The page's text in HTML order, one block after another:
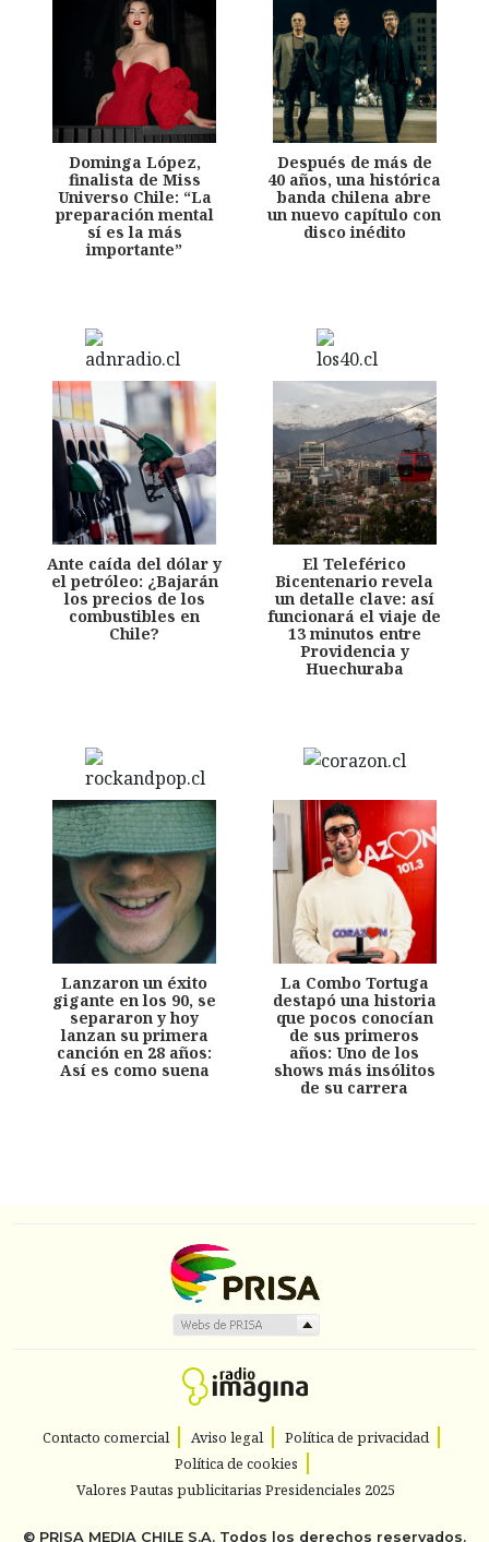
Dominga López,
finalista de Miss
Universo Chile: “La
preparación mental
sí es la más
importante”
Después de más de
40 años, una histórica
banda chilena abre
un nuevo capítulo con
disco inédito
Ante caída del dólar y
el petróleo: ¿Bajarán
los precios de los
combustibles en
Chile?
El Teleférico
Bicentenario revela
un detalle clave: así
funcionará el viaje de
13 minutos entre
Providencia y
Huechuraba
Lanzaron un éxito
gigante en los 90, se
separaron y hoy
lanzan su primera
canción en 28 años:
Así es como suena
La Combo Tortuga
destapó una historia
que pocos conocían
de sus primeros
años: Uno de los
shows más insólitos
de su carrera
Contacto comercial Aviso legal
Política de privacidad
Política de cookies
Valores Pautas publicitarias Presidenciales 2025
© PRISA MEDIA CHILE S.A. Todos los derechos reservados.